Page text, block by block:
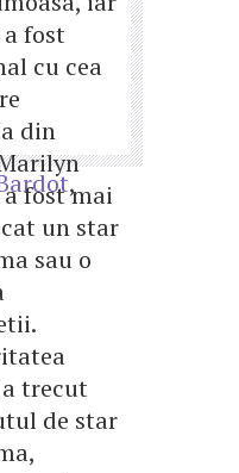
a fost
cu cea
din
fost mai
un star
sau o
trecut
de star
,